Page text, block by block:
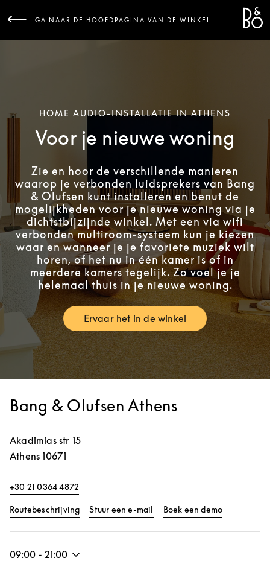
GA NAAR DE HOOFDPAGINA VAN DE WINKEL
HOME AUDIO-INSTALLATIE IN ATHENS
Voor je nieuwe woning
Zie en hoor de verschillende manieren
waarop je verbonden luidsprekers van Bang
& Olufsen kunt installeren en benut de
mogelijkheden voor je nieuwe woning via je
dichtstbijzijnde winkel. Met een via wifi
verbonden multiroom-systeem kun je kiezen
waar en wanneer je je favoriete muziek wilt
horen, of het nu in één kamer is of in
meerdere kamers tegelijk. Zo voel je je
helemaal thuis in je nieuwe woning.
Ervaar het in de winkelLink Opens in New Tab
Bang & Olufsen Athens
Akadimias str 15
Athens 10671
+30 21 0364 4872
RoutebeschrijvingLink Opens in New Tab
Stuur een e-mail Boek een demo
09:00 - 21:00